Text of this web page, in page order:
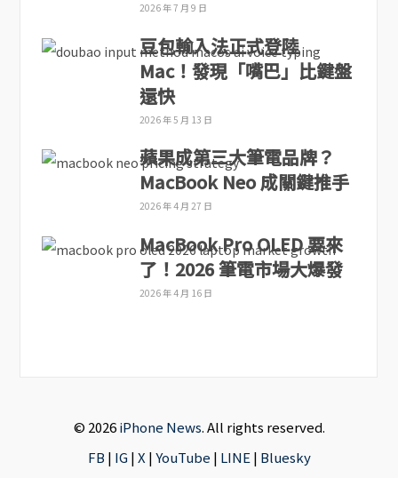
2026 年 7 月 9 日
豆包輸入法正式登陸
Mac！發現「嘴巴」比鍵盤
還快
2026 年 5 月 13 日
蘋果成第三大筆電品牌？
MacBook Neo 成關鍵推手
2026 年 4 月 27 日
MacBook Pro OLED 要來
了！2026 筆電市場大爆發
2026 年 4 月 16 日
© 2026iPhone News. All rights reserved.
FB | IG|X |YouTube | LINE | Bluesky